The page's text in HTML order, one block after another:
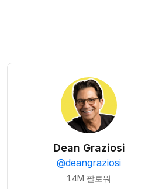
Dean Graziosi
@deangraziosi
1.4M 팔로워